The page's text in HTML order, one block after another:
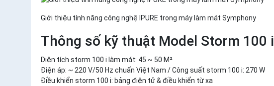
Giới thiệu tính năng công nghệ IPURE trong máy làm mát Symphony
Thông số kỹ thuật Model Storm 100 i
Diện tích storm 100 i làm mát: 45 ~ 50 M²
Điện áp: ~ 220 V/50 Hz chuẩn Việt Nam / Công suất storm 100 i: 270 W
Điều khiển storm 100 i: bảng điện tử & điều khiển từ xa